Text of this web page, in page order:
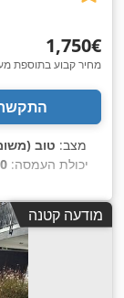
‏1,750 ‏€
מחיר קבוע בתוספת
מצב: טוב
, יכולת העמסה:
גובה בנייה:1,300 מ"מ
מודעה קטנה